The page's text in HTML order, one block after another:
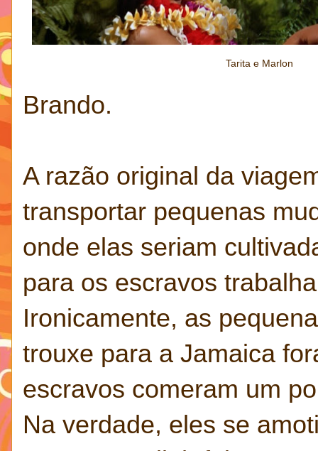
Tarita e Marlon
Brando.
A razão original da
transportar pequenas
onde elas seriam
para os escravos
Ironicamente, as
trouxe para a Jamaica
escravos comeram um
Na verdade, eles se